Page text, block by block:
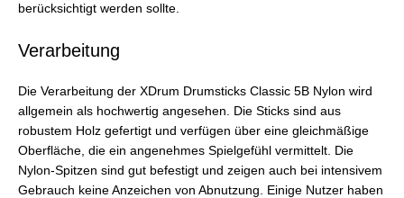
berücksichtigt werden sollte.
Verarbeitung
Die Verarbeitung der XDrum Drumsticks Classic 5B Nylon wird
allgemein als hochwertig angesehen. Die Sticks sind aus
robustem Holz gefertigt und verfügen über eine gleichmäßige
Oberfläche, die ein angenehmes Spielgefühl vermittelt. Die
Nylon-Spitzen sind gut befestigt und zeigen auch bei intensivem
Gebrauch keine Anzeichen von Abnutzung. Einige Nutzer haben